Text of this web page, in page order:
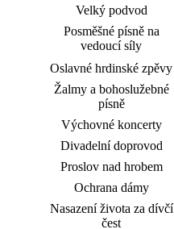
Velký podvod
Posměšné písně na
vedoucí síly
Oslavné hrdinské zpěvy
Žalmy a bohoslužebné
písně
Výchovné koncerty
Divadelní doprovod
Proslov nad hrobem
Ochrana dámy
Nasazení života za dívčí
čest